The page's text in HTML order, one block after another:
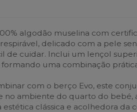
algodão muselina com
delicado com a pele
de cuidar. Inclui um lençol
uma combinação
com o berço Evo, este
no ambiente do quarto do bebé,
clássica e acolhedora da